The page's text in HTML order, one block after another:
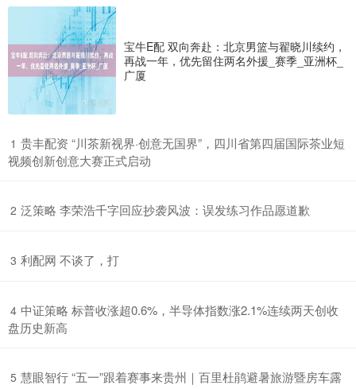
宝牛E配 双向奔赴：北京男篮与翟晓川续约，
再战一年，优先留住两名外援_赛季_亚洲杯_
广厦
1 ​贵丰配资 “川茶新视界·创意无国界”，四川省第四届国际茶业短
视频创新创意大赛正式启动
2 ​泛策略 李荣浩千字回应抄袭风波：误发练习作品愿道歉
3 ​利配网 不谈了，打
4 ​中证策略 标普收涨超0.6%，半导体指数涨2.1%连续两天创收
盘历史新高
5 ​慧眼智行 “五一”跟着赛事来贵州｜百里杜鹃避暑旅游暨房车露